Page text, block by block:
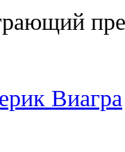
Виагра